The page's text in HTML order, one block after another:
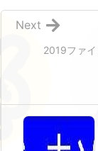
2019ファ
Next